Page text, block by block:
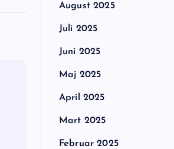
August 2025
Juli 2025
Juni 2025
Maj 2025
April 2025
Mart 2025
Februar 2025